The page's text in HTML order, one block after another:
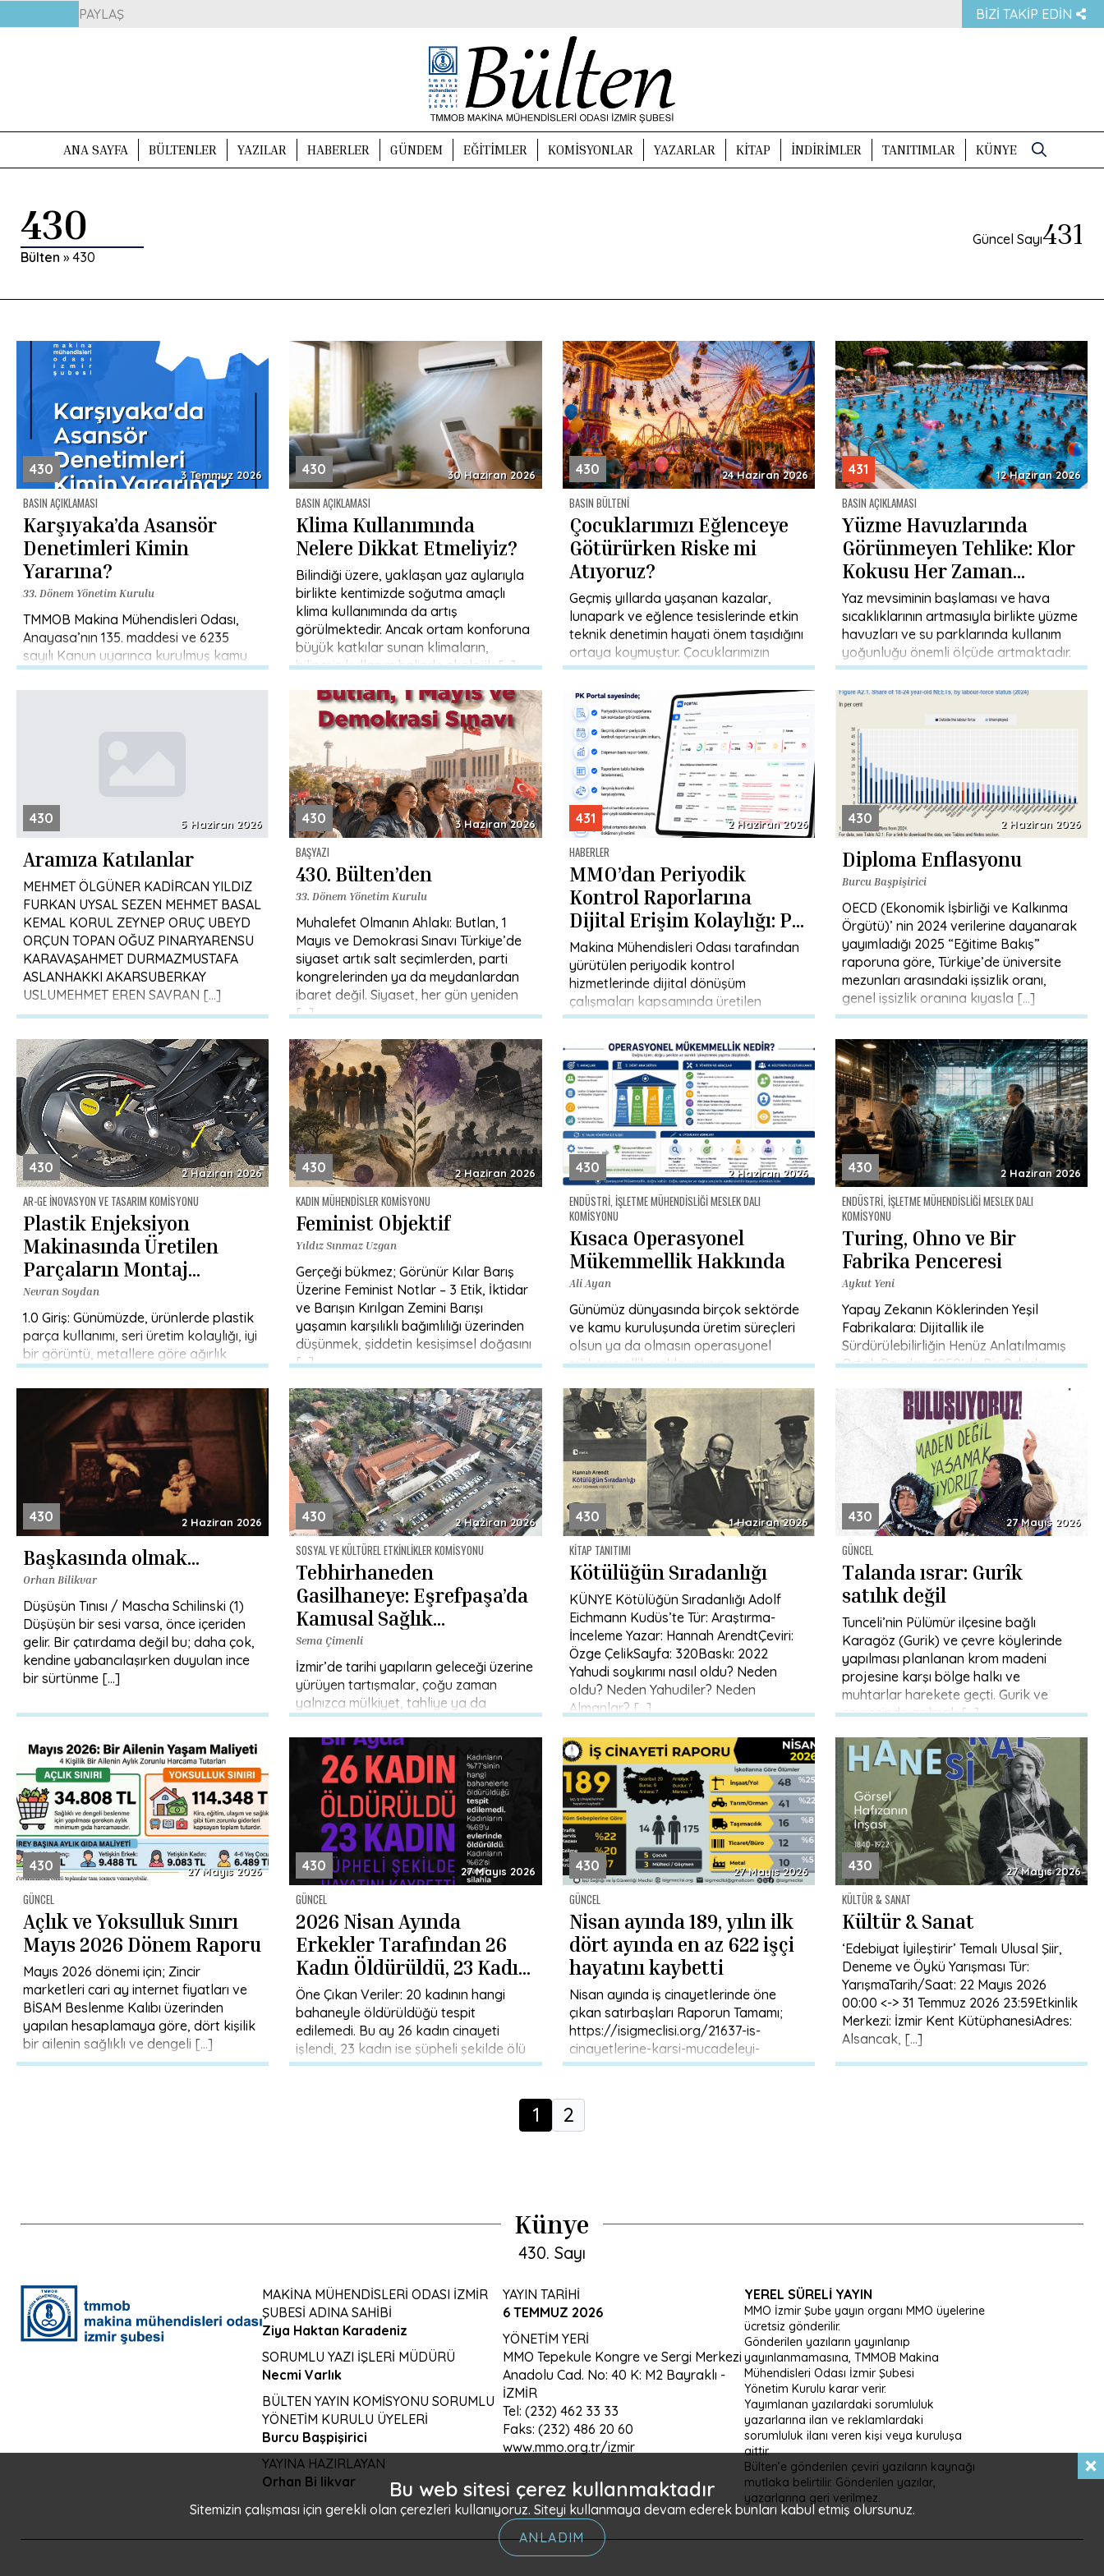
PAYLAŞ BIZI TAKIP EDIN
ANA SAYFA BÜLTENLER YAZILAR HABERLER GÜNDEM EĞITIMLER KOMISYONLAR YAZARLAR KITAP İNDIRIMLER TANITIMLAR
KÜNYE
Search
430
Bülten » 430
Güncel Sayı431
430 3 Temmuz 2026
BASIN AÇIKLAMASI
Karşıyaka’da Asansör
Denetimleri Kimin
Yararına?
33. Dönem Yönetim Kurulu
TMMOB Makina Mühendisleri Odası,
Anayasa’nın 135. maddesi ve 6235
sayılı Kanun uyarınca kurulmuş kamu
kurumu niteliğinde bir meslek
kuruluşudur. Odamız, uzun yıllardır
430 30 Haziran 2026
BASIN AÇIKLAMASI
Klima Kullanımında
Nelere Dikkat Etmeliyiz?
Bilindiği üzere, yaklaşan yaz aylarıyla
birlikte kentimizde soğutma amaçlı
klima kullanımında da artış
görülmektedir. Ancak ortam konforuna
büyük katkılar sunan klimaların,
bilinçsiz kullanım halinde ekolojik […]
430 24 Haziran 2026
BASIN BÜLTENI
Çocuklarımızı Eğlenceye
Götürürken Riske mi
Atıyoruz?
Geçmiş yıllarda yaşanan kazalar,
lunapark ve eğlence tesislerinde etkin
teknik denetimin hayati önem taşıdığını
ortaya koymuştur. Çocuklarımızın
güvenliği için bakım, kontrol ve işletme
süreçlerinin mühendislik […]
431 12 Haziran 2026
BASIN AÇIKLAMASI
Yüzme Havuzlarında
Görünmeyen Tehlike: Klor
Kokusu Her Zaman
Temizlik Göstergesi
Olmayabilir
Yaz mevsiminin başlaması ve hava
sıcaklıklarının artmasıyla birlikte yüzme
havuzları ve su parklarında kullanım
yoğunluğu önemli ölçüde artmaktadır.
Serinlemek, dinlenmek ve spor yapmak
amacıyla kullanılan […]
430 5 Haziran 2026
Aramıza Katılanlar
MEHMET ÖLGÜNER KADİRCAN YILDIZ
FURKAN UYSAL SEZEN MEHMET BASAL
KEMAL KORUL ZEYNEP ORUÇ UBEYD
ORÇUN TOPAN OĞUZ PINARYARENSU
KARAVAŞAHMET DURMAZMUSTAFA
ASLANHAKKI AKARSUBERKAY
USLUMEHMET EREN SAVRAN […]
430 3 Haziran 2026
BAŞYAZI
430. Bülten’den
33. Dönem Yönetim Kurulu
Muhalefet Olmanın Ahlakı: Butlan, 1
Mayıs ve Demokrasi Sınavı Türkiye’de
siyaset artık salt seçimlerden, parti
kongrelerinden ya da meydanlardan
ibaret değil. Siyaset, her gün yeniden
[…]
431 2 Haziran 2026
HABERLER
MMO’dan Periyodik
Kontrol Raporlarına
Dijital Erişim Kolaylığı: Pk
Portal
Makina Mühendisleri Odası tarafından
yürütülen periyodik kontrol
hizmetlerinde dijital dönüşüm
çalışmaları kapsamında üretilen
raporlara daha hızlı, düzenli ve güvenli
şekilde erişimi sağlayacak yeni
“Periyodik Kontrol […]
430 2 Haziran 2026
Diploma Enflasyonu
Burcu Başpişirici
OECD (Ekonomik İşbirliği ve Kalkınma
Örgütü)’ nin 2024 verilerine dayanarak
yayımladığı 2025 “Eğitime Bakış”
raporuna göre, Türkiye’de üniversite
mezunları arasındaki işsizlik oranı,
genel işsizlik oranına kıyasla […]
430 2 Haziran 2026
AR-GE İNOVASYON VE TASARIM KOMISYONU
Plastik Enjeksiyon
Makinasında Üretilen
Parçaların Montaj
Yöntemlerine İlişkin
Tasarım Uygulamaları (1)
Nevran Soydan
1.0 Giriş: Günümüzde, ürünlerde plastik
parça kullanımı, seri üretim kolaylığı, iyi
bir görüntü, metallere göre ağırlık
avantajı, kolay yenilenebilir ve geri
dönüşebilir gibi avantajları nedeniyle,
430 2 Haziran 2026
KADIN MÜHENDISLER KOMISYONU
Feminist Objektif
Yıldız Sınmaz Uzgan
Gerçeği bükmez; Görünür Kılar Barış
Üzerine Feminist Notlar – 3 Etik, İktidar
ve Barışın Kırılgan Zemini Barışı
yaşamın karşılıklı bağımlılığı üzerinden
düşünmek, şiddetin kesişimsel doğasını
[…]
430 2 Haziran 2026
ENDÜSTRI, İŞLETME MÜHENDISLIĞI MESLEK DALI
KOMISYONU
Kısaca Operasyonel
Mükemmellik Hakkında
Ali Ayan
Günümüz dünyasında birçok sektörde
ve kamu kuruluşunda üretim süreçleri
olsun ya da olmasın operasyonel
mükemmellik yaklaşımının
yapılması ile günümüz iş yapılarında
direk […]
430 2 Haziran 2026
ENDÜSTRI, İŞLETME MÜHENDISLIĞI MESLEK DALI
KOMISYONU
Turing, Ohno ve Bir
Fabrika Penceresi
Aykut Yeni
Yapay Zekanın Köklerinden Yeşil
Fabrikalara: Dijitallik ile
Sürdürülebilirliğin Henüz Anlatılmamış
Ortak Paydası 1950’de Bir Odada
bitmiş. Avrupa harabeye dönmüş, […]
430 2 Haziran 2026
Başkasında olmak…
Orhan Bilikvar
Düşüşün Tınısı / Mascha Schilinski (1)
Düşüşün bir sesi varsa, önce içeriden
gelir. Bir çatırdama değil bu; daha çok,
kendine yabancılaşırken duyulan ince
bir sürtünme […]
430 2 Haziran 2026
SOSYAL VE KÜLTÜREL ETKINLIKLER KOMISYONU
Tebhirhaneden
Gasilhaneye: Eşrefpaşa’da
Kamusal Sağlık
Hafızasının İzleri
Sema Çimenli
İzmir’de tarihi yapıların geleceği üzerine
yürüyen tartışmalar, çoğu zaman
yalnızca mülkiyet, tahliye ya da
kullanım hakkı başlıkları altında ele
alınıyor. Oysa bir kültür varlığının
değeri, […]
430 1 Haziran 2026
KITAP TANITIMI
Kötülüğün Sıradanlığı
KÜNYE Kötülüğün Sıradanlığı Adolf
Eichmann Kudüs’te Tür: Araştırma-
İnceleme Yazar: Hannah ArendtÇeviri:
Özge ÇelikSayfa: 320Baskı: 2022
Yahudi soykırımı nasıl oldu? Neden
oldu? Neden Yahudiler? Neden
Almanlar? […]
430 27 Mayıs 2026
GÜNCEL
Talanda ısrar: Gurîk
satılık değil
Tunceli’nin Pülümür ilçesine bağlı
Karagöz (Gurik) ve çevre köylerinde
yapılması planlanan krom madeni
projesine karşı bölge halkı ve
muhtarlar harekete geçti. Gurik ve
çevresinde açılmak […]
430 27 Mayıs 2026
GÜNCEL
Açlık ve Yoksulluk Sınırı
Mayıs 2026 Dönem Raporu
Mayıs 2026 dönemi için; Zincir
marketleri cari ay internet fiyatları ve
BİSAM Beslenme Kalıbı üzerinden
yapılan hesaplamaya göre, dört kişilik
bir ailenin sağlıklı ve dengeli […]
430 27 Mayıs 2026
GÜNCEL
2026 Nisan Ayında
Erkekler Tarafından 26
Kadın Öldürüldü, 23 Kadın
Şüpheli Şekilde Ölü
Bulundu
Öne Çıkan Veriler: 20 kadının hangi
bahaneyle öldürüldüğü tespit
edilemedi. Bu ay 26 kadın cinayeti
işlendi, 23 kadın ise şüpheli şekilde ölü
bulundu. Öldürülen 26 […]
430 27 Mayıs 2026
GÜNCEL
Nisan ayında 189, yılın ilk
dört ayında en az 622 işçi
hayatını kaybetti
Nisan ayında iş cinayetlerinde öne
çıkan satırbaşları Raporun Tamamı;
https://isigmeclisi.org/21637-is-
cinayetlerine-karsi-mucadeleyi-
yukseltelim-nisan-ayinda-189-yili
430 27 Mayıs 2026
KÜLTÜR & SANAT
Kültür & Sanat
‘Edebiyat İyileştirir’ Temalı Ulusal Şiir,
Deneme ve Öykü Yarışması Tür:
YarışmaTarih/Saat: 22 Mayıs 2026
00:00 <-> 31 Temmuz 2026 23:59Etkinlik
Merkezi: İzmir Kent KütüphanesiAdres:
Alsancak, […]
1 2
Künye
430. Sayı
MAKİNA MÜHENDİSLERİ ODASI İZMİR
ŞUBESİ ADINA SAHİBİ
Ziya Haktan Karadeniz
SORUMLU YAZI İŞLERİ MÜDÜRÜ
Necmi Varlık
BÜLTEN YAYIN KOMİSYONU SORUMLU
YÖNETİM KURULU ÜYELERİ
Burcu Başpişirici
YAYINA HAZIRLAYAN
Orhan Bi likvar
YAYIN TARİHİ
6 TEMMUZ 2026
YÖNETİM YERİ
MMO Tepekule Kongre ve Sergi Merkezi
Anadolu Cad. No: 40 K: M2 Bayraklı -
İZMİR
Tel: (232) 462 33 33
Faks: (232) 486 20 60
www.mmo.org.tr/izmir
YEREL SÜRELI YAYIN
MMO İzmir Şube yayın organı MMO üyelerine
ücretsiz gönderilir.
Gönderilen yazıların yayınlanıp
yayınlanmamasına, TMMOB Makina
Mühendisleri Odası İzmir Şubesi
Yönetim Kurulu karar verir.
Yayımlanan yazılardaki sorumluluk
yazarlarına ilan ve reklamlardaki
sorumluluk ilanı veren kişi veya kuruluşa
aittir.
Bülten’e gönderilen çeviri yazıların kaynağı
mutlaka belirtilir. Gönderilen yazılar,
yazarlarına geri verilmez.
Bu web sitesi çerez kullanmaktadır
Sitemizin çalışması için gerekli olan çerezleri kullanıyoruz. Siteyi kullanmaya devam ederek bunları kabul etmiş olursunuz.
ANLADIM